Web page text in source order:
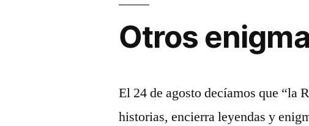
Otros
El 24 de agosto decíamos que “la
historias, encierra leyendas y